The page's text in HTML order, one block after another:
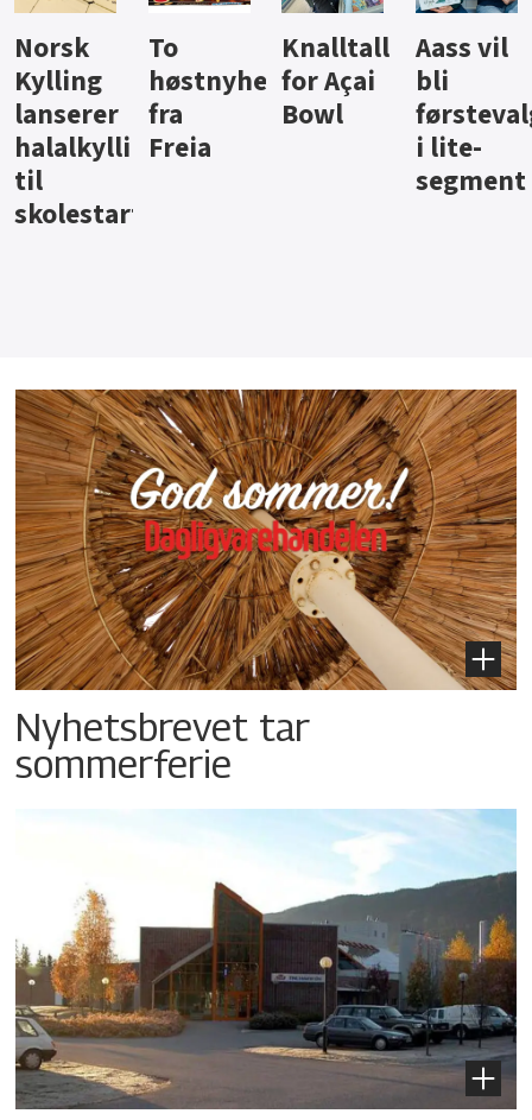
Knalltall
for Açai
Bowl
Aass vil
bli
førstevalg
i lite-
Brus og
jus fra
Berentsen
Hard
iste fra
Hansa
Nyhetsbrevet tar
sommerferie